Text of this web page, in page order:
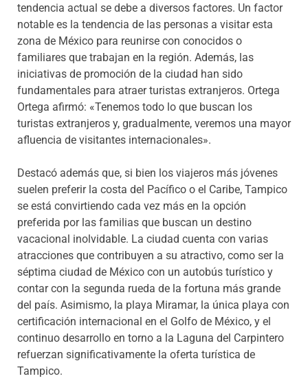
tendencia actual se debe a diversos factores. Un factor
notable es la tendencia de las personas a visitar esta
zona de México para reunirse con conocidos o
familiares que trabajan en la región. Además, las
iniciativas de promoción de la ciudad han sido
fundamentales para atraer turistas extranjeros. Ortega
Ortega afirmó: «Tenemos todo lo que buscan los
turistas extranjeros y, gradualmente, veremos una mayor
afluencia de visitantes internacionales».
Destacó además que, si bien los viajeros más jóvenes
suelen preferir la costa del Pacífico o el Caribe, Tampico
se está convirtiendo cada vez más en la opción
preferida por las familias que buscan un destino
vacacional inolvidable. La ciudad cuenta con varias
atracciones que contribuyen a su atractivo, como ser la
séptima ciudad de México con un autobús turístico y
contar con la segunda rueda de la fortuna más grande
del país. Asimismo, la playa Miramar, la única playa con
certificación internacional en el Golfo de México, y el
continuo desarrollo en torno a la Laguna del Carpintero
refuerzan significativamente la oferta turística de
Tampico.